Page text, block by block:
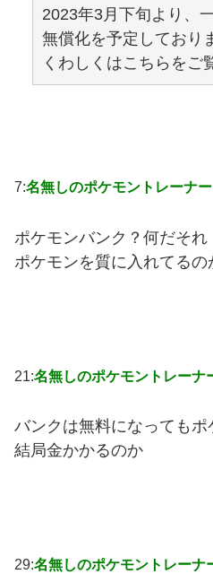
2023年3月下旬より、
無償化を予定しており
くわしくはこちらをご
7:名無しのポケモントレーナー
ポケモンバンク？何だそれ
ポケモンを質に入れてるの
21:名無しのポケモントレーナ
バンクは無料になっても
結局金かかるのか
29:名無しのポケモントレーナ